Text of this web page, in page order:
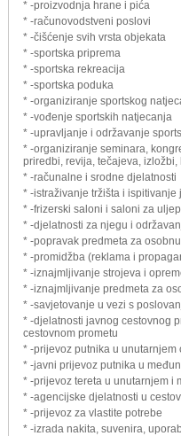
* -proizvodnja hrane i pića
* -računovodstveni poslovi
* -čišćenje svih vrsta objekata
* -sportska priprema
* -sportska rekreacija
* -sportska poduka
* -organiziranje sportskog
* -vođenje sportskih natjecanja
* -upravljanje i održavanje
* -organiziranje seminara,
priredbi, revija, tečajeva,
* -računalne i srodne djelatnosti
* -istraživanje tržišta i ispitivanje
* -frizerski saloni i saloni za
* -djelatnosti za njegu i
* -popravak predmeta za
* -promidžba (reklama i
* -iznajmljivanje strojeva i
* -iznajmljivanje predmeta za
* -savjetovanje u vezi s
* -djelatnosti javnog cestovnog
cestovnom prometu
* -prijevoz putnika u unutarnjem
* -javni prijevoz putnika u
* -prijevoz tereta u unutarnjem i
* -agencijske djelatnosti u
* -prijevoz za vlastite potrebe
* -izrada nakita, suvenira,